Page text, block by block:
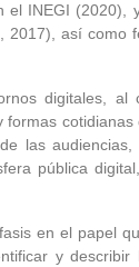
INEGI (2020),
así como
digitales, al
las
pública
en el papel
y